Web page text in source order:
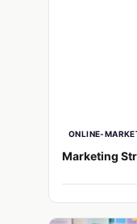
ONLINE-
Marketing